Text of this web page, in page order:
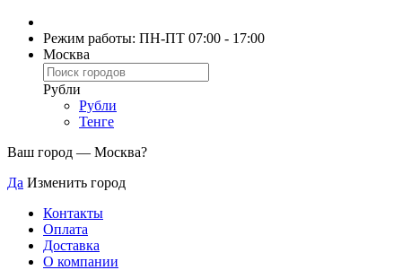
Режим работы: ПН-ПТ 07:00 - 17:00
Москва
Рубли
Рубли
Тенге
Ваш город — Москва?
Да Изменить город
Контакты
Оплата
Доставка
О компании